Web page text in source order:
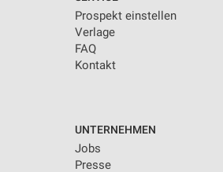
Prospekt einstellen
Verlage
FAQ
Kontakt
UNTERNEHMEN
Jobs
Presse